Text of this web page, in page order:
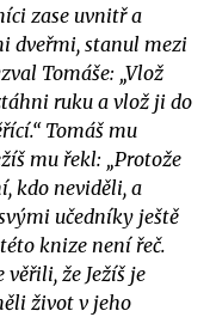
zase uvnitř a
dveřmi, stanul mezi
Tomáše: „Vlož
ruku a vlož ji do
Tomáš mu
mu řekl: „Protože
kdo neviděli, a
učedníky ještě
knize není řeč.
že Ježíš je
život v jeho